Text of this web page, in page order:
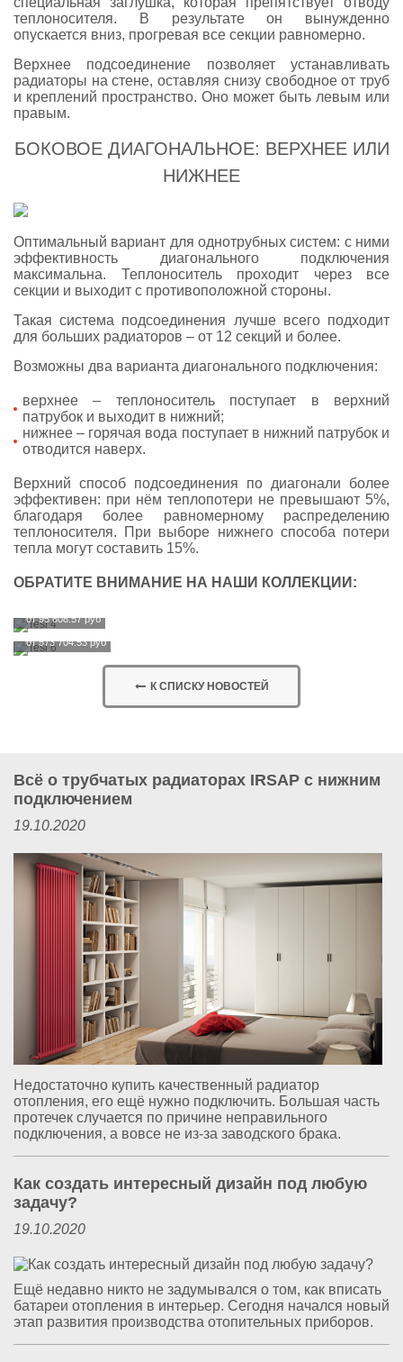
теплоносителя. В результате он вынужденно
опускается вниз, прогревая все секции равномерно.
Верхнее подсоединение позволяет устанавливать
радиаторы на стене, оставляя снизу свободное от труб
и креплений пространство. Оно может быть левым или
правым.
БОКОВОЕ ДИАГОНАЛЬНОЕ: ВЕРХНЕЕ ИЛИ
НИЖНЕЕ
Оптимальный вариант для однотрубных систем: с ними
эффективность диагонального подключения
максимальна. Теплоноситель проходит через все
секции и выходит с противоположной стороны.
Такая система подсоединения лучше всего подходит
для больших радиаторов – от 12 секций и более.
Возможны два варианта диагонального подключения:
верхнее – теплоноситель поступает в верхний
патрубок и выходит в нижний;
нижнее – горячая вода поступает в нижний патрубок и
отводится наверх.
Верхний способ подсоединения по диагонали более
эффективен: при нём теплопотери не превышают 5%,
благодаря более равномерному распределению
теплоносителя. При выборе нижнего способа потери
тепла могут составить 15%.
ОБРАТИТЕ ВНИМАНИЕ НА НАШИ КОЛЛЕКЦИИ:
TESI 2
от 95 608.57 руб
TESI 6
от 573 704.53 руб
К СПИСКУ НОВОСТЕЙ
Всё о трубчатых радиаторах IRSAP с нижним
подключением
19.10.2020
Недостаточно купить качественный радиатор
отопления, его ещё нужно подключить. Большая часть
протечек случается по причине неправильного
подключения, а вовсе не из-за заводского брака.
Как создать интересный дизайн под любую
задачу?
19.10.2020
Ещё недавно никто не задумывался о том, как вписать
батареи отопления в интерьер. Сегодня начался новый
этап развития производства отопительных приборов.